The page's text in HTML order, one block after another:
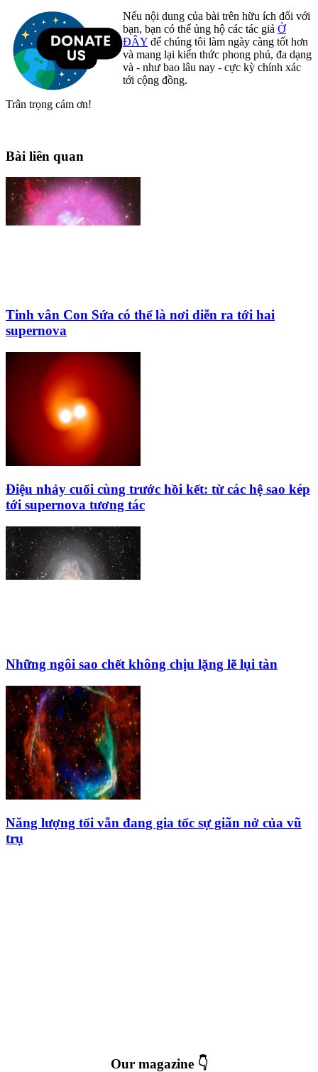
Nếu nội dung của bài trên hữu ích đối với
bạn, bạn có thể ủng hộ các tác giả Ở
ĐÂY để chúng tôi làm ngày càng tốt hơn
và mang lại kiến thức phong phú, đa dạng
và - như bao lâu nay - cực kỳ chính xác
tới cộng đồng.
Trân trọng cám ơn!
Bài liên quan
Tinh vân Con Sứa có thể là nơi diễn ra tới hai
supernova
Điệu nhảy cuối cùng trước hồi kết: từ các hệ sao kép
tới supernova tương tác
Những ngôi sao chết không chịu lặng lẽ lụi tàn
Năng lượng tối vẫn đang gia tốc sự giãn nở của vũ
trụ
Our magazine 👇